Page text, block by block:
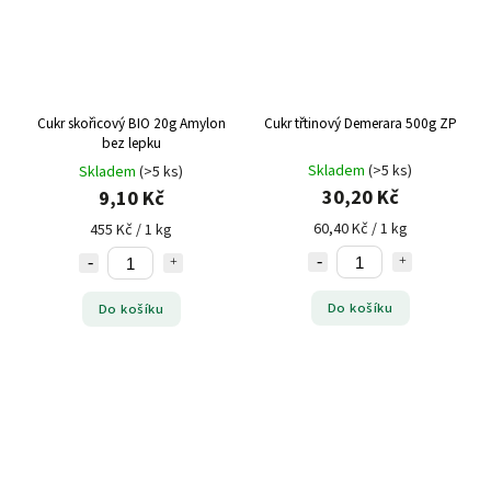
Cukr skořicový BIO 20g Amylon
bez lepku
Skladem (>5 ks)
9,10 Kč
455 Kč / 1 kg
Do košíku
Cukr třtinový Demerara 500g ZP
Skladem (>5 ks)
30,20 Kč
60,40 Kč / 1 kg
Do košíku